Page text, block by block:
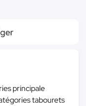
principale
tabourets